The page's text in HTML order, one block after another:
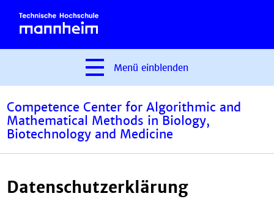
Menü einblenden
Competence Center for Algorithmic and
Mathematical Methods in Biology,
Biotechnology and Medicine
Datenschutzerklärung